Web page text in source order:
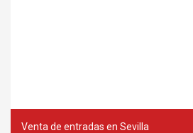
Venta de entradas en Sevilla